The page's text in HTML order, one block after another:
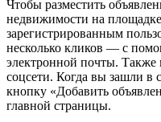
Чтобы разместить
недвижимости на
зарегистрированным
несколько кликов — с
электронной почты. Также
соцсети. Когда вы зашли в
кнопку «Добавить
главной страницы.